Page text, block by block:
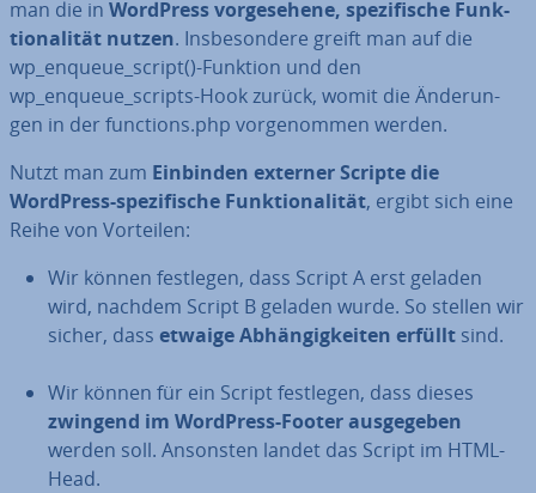
man die in WordPress vor­ge­se­he­ne, spe­zi­fi­sche Funk­
tio­na­li­tät nutzen. Ins­be­son­de­re greift man auf die
wp_enqueue_script()-Funktion und den
wp_enqueue_scripts-Hook zurück, womit die Än­de­run­
gen in der functions.php vor­ge­nom­men werden.
Nutzt man zum Einbinden externer Scripte die
WordPress-spe­zi­fi­sche Funk­tio­na­li­tät, ergibt sich eine
Reihe von Vorteilen:
Wir können festlegen, dass Script A erst geladen
wird, nachdem Script B geladen wurde. So stellen wir
sicher, dass etwaige Ab­hän­gig­kei­ten erfüllt sind.
Wir können für ein Script festlegen, dass dieses
zwingend im WordPress-Footer aus­ge­ge­ben
werden soll. Ansonsten landet das Script im HTML-
Head.